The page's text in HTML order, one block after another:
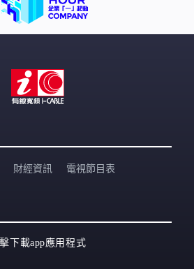
財經資訊 電視節目表
下載app應用程式